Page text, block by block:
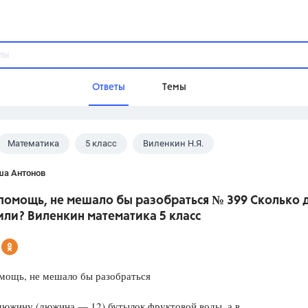
Ответы Темы
Домашнее задание
Школа
Математика 5 класс Виленкин Н.Я.
Антонов
не мешало бы разобраться № 399 Сколько
Виленкин математика 5 класс
не мешало бы разобраться